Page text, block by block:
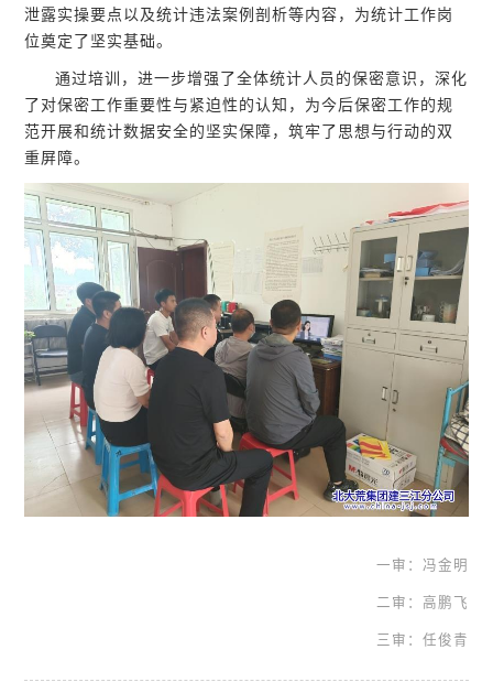
泄露实操要点以及统计违法案例剖析等内容，为统计工作岗
位奠定了坚实基础。
通过培训，进一步增强了全体统计人员的保密意识，深化
了对保密工作重要性与紧迫性的认知，为今后保密工作的规
范开展和统计数据安全的坚实保障，筑牢了思想与行动的双
重屏障。
一审：冯金明
二审：高鹏飞
三审：任俊青